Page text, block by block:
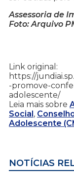
Assessoria de
Foto: Arquivo
Link original:
https://
-promove-
adolescente/
Leia mais sobre
Social,
Adolescente
NOTÍCIAS